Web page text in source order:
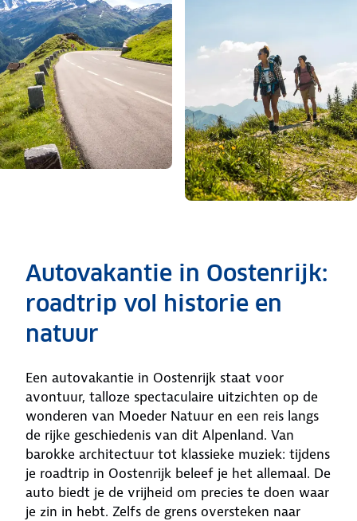
Autovakantie in Oostenrijk:
roadtrip vol historie en
natuur
Een autovakantie in Oostenrijk staat voor
avontuur, talloze spectaculaire uitzichten op de
wonderen van Moeder Natuur en een reis langs
de rijke geschiedenis van dit Alpenland. Van
barokke architectuur tot klassieke muziek: tijdens
je roadtrip in Oostenrijk beleef je het allemaal. De
auto biedt je de vrijheid om precies te doen waar
je zin in hebt. Zelfs de grens oversteken naar